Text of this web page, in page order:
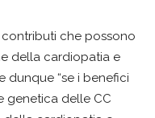
che possono
della cardiopatia e
dunque “se i benefici
genetica delle CC